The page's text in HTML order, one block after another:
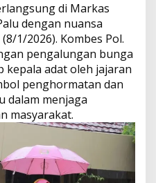
di Markas
dengan nuansa
1/2026). Kombes Pol.
pengalungan bunga
kepala adat oleh jajaran
penghormatan dan
dalam menjaga
masyarakat.